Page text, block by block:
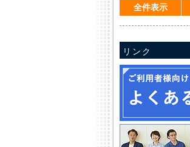
全件表示
リンク